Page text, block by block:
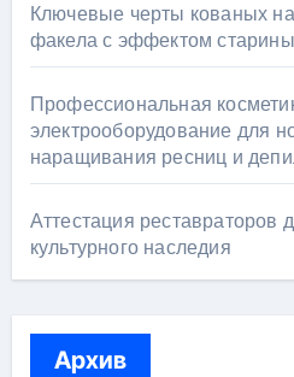
Ключевые черты кованых
факела с эффектом старины
Профессиональная
электрооборудование для
наращивания ресниц и
Аттестация реставраторов
культурного наследия
Архив